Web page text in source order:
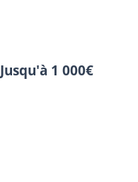
Jusqu'à 1 000€